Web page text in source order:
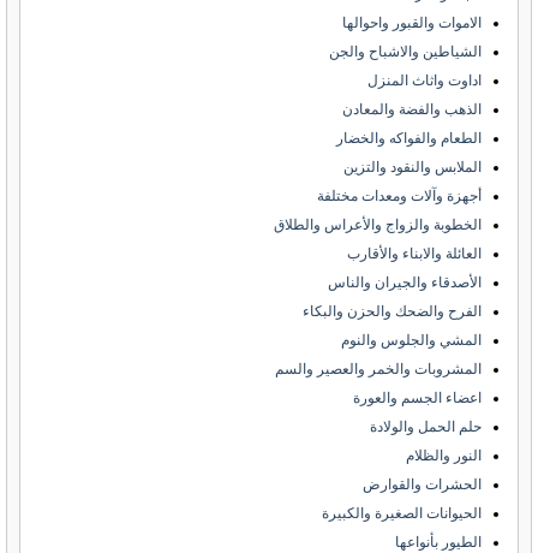
الاموات والقبور واحوالها
الشياطين والاشباح والجن
اداوت واثاث المنزل
الذهب والفضة والمعادن
الطعام والفواكه والخضار
الملابس والنقود والتزين
أجهزة وآلات ومعدات مختلفة
الخطوبة والزواج والأعراس والطلاق
العائلة والابناء والأقارب
الأصدقاء والجيران والناس
الفرح والضحك والحزن والبكاء
المشي والجلوس والنوم
المشروبات والخمر والعصير والسم
اعضاء الجسم والعورة
حلم الحمل والولادة
النور والظلام
الحشرات والقوارض
الحيوانات الصغيرة والكبيرة
الطيور بأنواعها